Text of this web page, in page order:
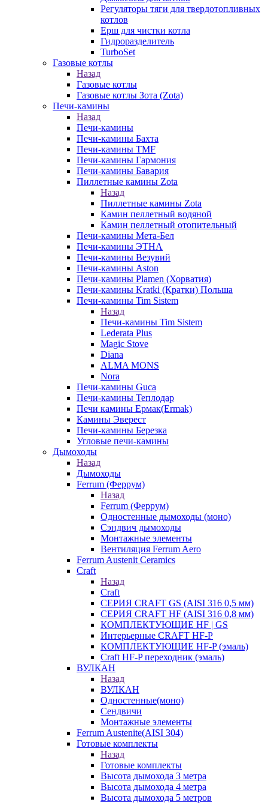
Регуляторы тяги для твердотопливных
котлов
Ерш для чистки котла
Гидроразделитель
TurboSet
Газовые котлы
Назад
Газовые котлы
Газовые котлы Зота (Zota)
Печи-камины
Назад
Печи-камины
Печи-камины Бахта
Печи-камины TMF
Печи-камины Гармония
Печи-камины Бавария
Пиллетные камины Zota
Назад
Пиллетные камины Zota
Камин пеллетный водяной
Камин пеллетный отопительный
Печи-камины Мета-Бел
Печи-камины ЭТНА
Печи-камины Везувий
Печи-камины Aston
Печи-камины Plamen (Хорватия)
Печи-камины Kratki (Кратки) Польша
Печи-камины Tim Sistem
Назад
Печи-камины Tim Sistem
Lederata Plus
Magic Stove
Diana
ALMA MONS
Nora
Печи-камины Guca
Печи-камины Теплодар
Печи камины Ермак(Ermak)
Камины Эверест
Печи-камины Березка
Угловые печи-камины
Дымоходы
Назад
Дымоходы
Ferrum (Феррум)
Назад
Ferrum (Феррум)
Одностенные дымоходы (моно)
Сэндвич дымоходы
Монтажные элементы
Вентиляция Ferrum Aero
Ferrum Austenit Ceramics
Craft
Назад
Craft
СЕРИЯ CRAFT GS (AISI 316 0,5 мм)
СЕРИЯ CRAFT HF (AISI 316 0,8 мм)
КОМПЛЕКТУЮЩИЕ HF | GS
Интерьерные CRAFT HF-P
КОМПЛЕКТУЮЩИЕ HF-P (эмаль)
Craft HF-P переходник (эмаль)
ВУЛКАН
Назад
ВУЛКАН
Одностенные(моно)
Сендвичи
Монтажные элементы
Ferrum Austenite(AISI 304)
Готовые комплекты
Назад
Готовые комплекты
Высота дымохода 3 метра
Высота дымохода 4 метра
Высота дымохода 5 метров